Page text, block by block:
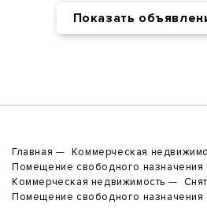
Показать
Главная Коммерческая
Помещение свободного назначения
Коммерческая недвижимость
Помещение свободного назначения